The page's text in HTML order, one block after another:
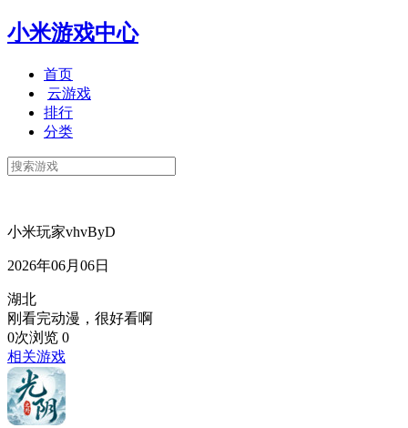
小米游戏中心
首页
云游戏
排行
分类
小米玩家vhvByD
2026年06月06日
湖北
刚看完动漫，很好看啊
0次浏览 0
相关游戏